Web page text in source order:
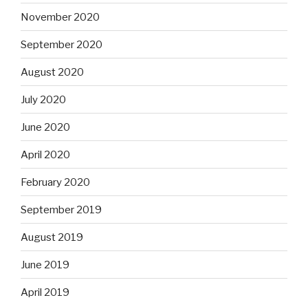
November 2020
September 2020
August 2020
July 2020
June 2020
April 2020
February 2020
September 2019
August 2019
June 2019
April 2019